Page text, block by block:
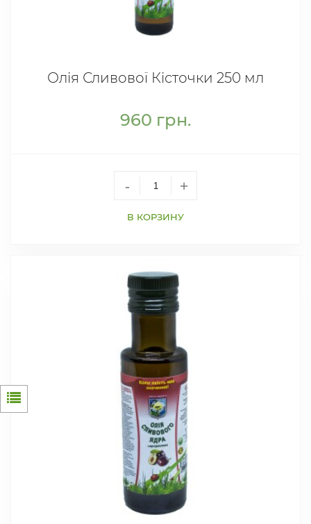
Олія Сливової Кісточки 250 мл
960 грн.
- +
В КОРЗИНУ